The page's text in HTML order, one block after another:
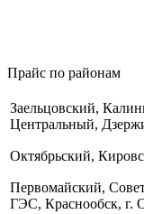
Прайс по районам
Заельцовский,
Центральный,
Октябрьский,
Первомайский,
ГЭС, Краснообск, г.